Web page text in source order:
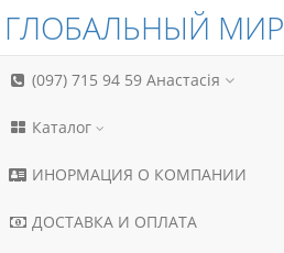
ГЛОБАЛЬНЫЙ МИР
(097) 715 94 59 Анастасія
Каталог
ИНОРМАЦИЯ О КОМПАНИИ
ДОСТАВКА И ОПЛАТА